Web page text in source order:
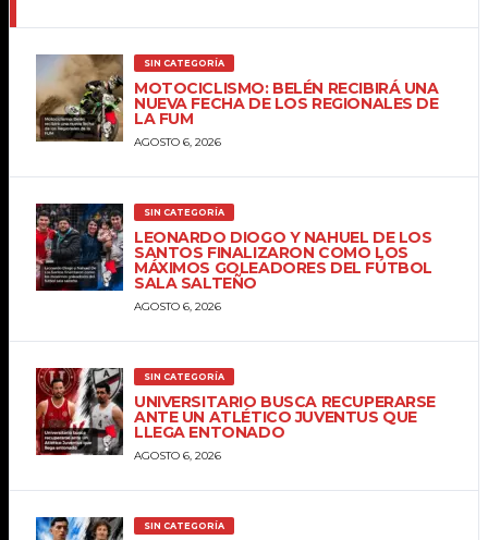
SIN CATEGORÍA
MOTOCICLISMO: BELÉN RECIBIRÁ UNA
NUEVA FECHA DE LOS REGIONALES DE
LA FUM
AGOSTO 6, 2026
SIN CATEGORÍA
LEONARDO DIOGO Y NAHUEL DE LOS
SANTOS FINALIZARON COMO LOS
MÁXIMOS GOLEADORES DEL FÚTBOL
SALA SALTEÑO
AGOSTO 6, 2026
SIN CATEGORÍA
UNIVERSITARIO BUSCA RECUPERARSE
ANTE UN ATLÉTICO JUVENTUS QUE
LLEGA ENTONADO
AGOSTO 6, 2026
SIN CATEGORÍA